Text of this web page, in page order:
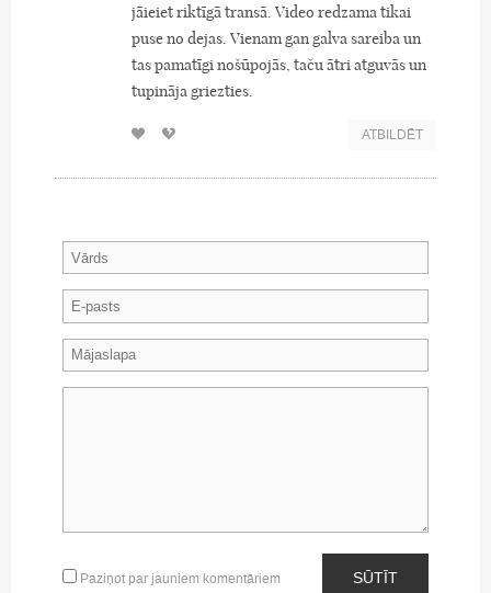
jāieiet riktīgā transā. Video redzama tikai
puse no dejas. Vienam gan galva sareiba un
tas pamatīgi nošūpojās, taču ātri atguvās un
tupināja griezties.
ATBILDĒT
Paziņot par jauniem komentāriem SŪTĪT